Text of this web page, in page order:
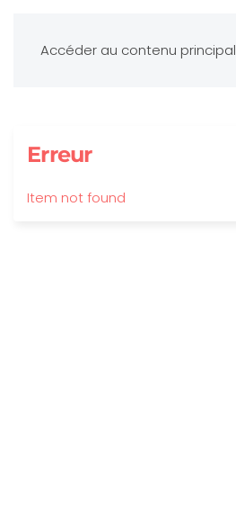
Accéder au contenu principal
Erreur
Item not found